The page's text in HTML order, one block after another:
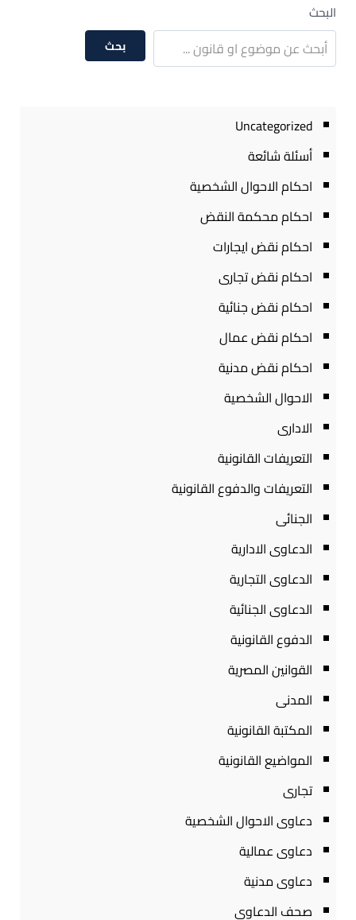
البحث
بحث
Uncategorized
أسئلة شائعة
احكام الاحوال الشخصية
احكام محكمة النقض
احكام نقض ايجارات
احكام نقض تجارى
احكام نقض جنائية
احكام نقض عمال
احكام نقض مدنية
الاحوال الشخصية
الادارى
التعريفات القانونية
التعريفات والدفوع القانونية
الجنائى
الدعاوى الادارية
الدعاوى التجارية
الدعاوى الجنائية
الدفوع القانونية
القوانين المصرية
المدنى
المكتبة القانونية
المواضيع القانونية
تجارى
دعاوى الاحوال الشخصية
دعاوى عمالية
دعاوى مدنية
صحف الدعاوى